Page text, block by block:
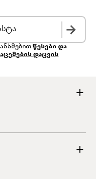
წესები და
დაცვის